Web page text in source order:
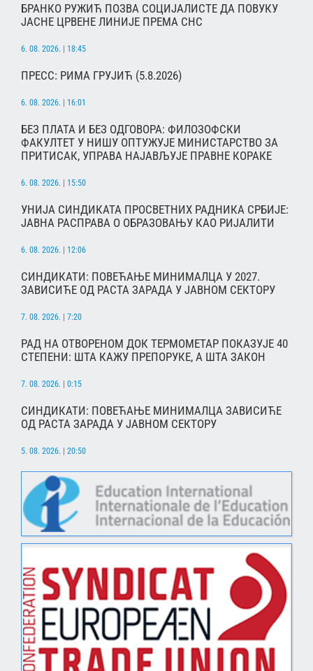
БРАНКО РУЖИЋ ПОЗВА СОЦИЈАЛИСТЕ ДА ПОВУКУ
ЈАСНЕ ЦРВЕНЕ ЛИНИЈЕ ПРЕМА СНС
6. 08. 2026. | 18:45
ПРЕСС: РИМА ГРУЈИЋ (5.8.2026)
6. 08. 2026. | 16:01
БЕЗ ПЛАТА И БЕЗ ОДГОВОРА: ФИЛОЗОФСКИ
ФАКУЛТЕТ У НИШУ ОПТУЖУЈЕ МИНИСТАРСТВО ЗА
ПРИТИСАК, УПРАВА НАЈАВЉУЈЕ ПРАВНЕ КОРАКЕ
6. 08. 2026. | 15:50
УНИЈА СИНДИКАТА ПРОСВЕТНИХ РАДНИКА СРБИЈЕ:
ЈАВНА РАСПРАВА О ОБРАЗОВАЊУ КАО РИЈАЛИТИ
6. 08. 2026. | 12:06
СИНДИКАТИ: ПОВЕЋАЊЕ МИНИМАЛЦА У 2027.
ЗАВИСИЋЕ ОД РАСТА ЗАРАДА У ЈАВНОМ СЕКТОРУ
7. 08. 2026. | 7:20
РАД НА ОТВОРЕНОМ ДОК ТЕРМОМЕТАР ПОКАЗУЈЕ 40
СТЕПЕНИ: ШТА КАЖУ ПРЕПОРУКЕ, А ШТА ЗАКОН
7. 08. 2026. | 0:15
СИНДИКАТИ: ПОВЕЋАЊЕ МИНИМАЛЦА ЗАВИСИЋЕ
ОД РАСТА ЗАРАДА У ЈАВНОМ СЕКТОРУ
5. 08. 2026. | 20:50